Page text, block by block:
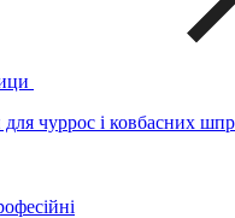
чуррос і ковбасних